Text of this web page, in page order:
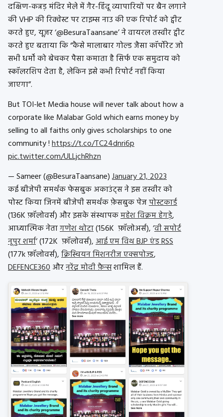
दक्षिण-कन्नड़ मंदिर मेले में गैर-हिंदू व्यापारियों पर बैन लगाने
की VHP की रिक्वेस्ट पर टाइम्स नाउ की एक रिपोर्ट को ट्वीट
करते हुए, यूज़र ‘@BesuraTaansane’ ने वायरल तस्वीर ट्वीट
करते हुए बताया कि “कैसे मालाबार गोल्ड जैसा कॉर्पोरेट जो
सभी धर्मों को बेचकर पैसा कमाता है सिर्फ एक समुदाय को
स्कॉलरशिप देता है, लेकिन इसे कभी रिपोर्ट नहीं किया
जाएगा”.
But TOI-let Media house will never talk about how a
corporate like Malabar Gold which earns money by
selling to all faiths only gives scholarships to one
community !https://t.co/TC24dnri6p
pic.twitter.com/ULLjchRhzn
— Sameer (@BesuraTaansane)January 21, 2023
कई बीजेपी समर्थक फेसबुक अकाउंट्स ने इस तस्वीर को
पोस्ट किया जिनमें बीजेपी समर्थक फ़ेसबुक पेजपोस्टकार्ड
(136K फ़ॉलोवर्स) और इसके संस्थापकमहेश विक्रम हेगड़े,
आध्यात्मिक नेतागणेश थोटा(156K फ़ॉलोअर्स), ‘वी सपोर्ट
नूपुर शर्मा‘ (172K फ़ॉलोवर्स),आई एम विथ BJP एंड RSS
(177k फ़ॉलोवर्स),क्रिस्चियन मिशनरीज एक्सपोज्ड,
DEFENCE360औरनरेंद्र मोदी फ़ैन्सशामिल हैं.